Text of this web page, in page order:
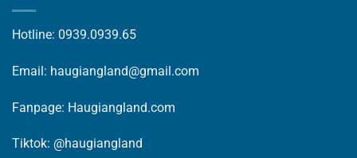
Hotline: 0939.0939.65
Email: haugiangland@gmail.com
Fanpage: Haugiangland.com
Tiktok: @haugiangland